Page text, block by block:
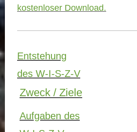
kostenloser Download.
Entstehung
des W-I-S-Z-V
Zweck / Ziele
Aufgaben des